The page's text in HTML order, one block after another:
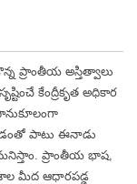
ప్రాంతీయ అస్తిత్వాలు
కేంద్రీకృత అధికార
పాటు ఈనాడు
ప్రాంతీయ భాష,
మీద ఆధారపడ్డ